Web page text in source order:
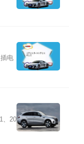
电
、20